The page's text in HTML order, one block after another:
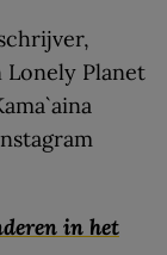
Lonely Planet
in het